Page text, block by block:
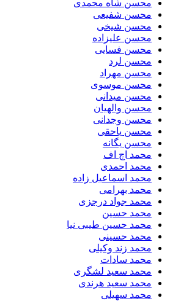
محسن شاه محمدی
محسن شفیعی
محسن شیخی
محسن علیزاده
محسن فسایی
محسن لرد
محسن مهراد
محسن موسوی
محسن میدانی
محسن والهیان
محسن وجدانی
محسن یاحقی
محسن یگانه
محمد اچ اف
محمد احمدی
محمد اسماعیل زاده
محمد بهرامی
محمد جواد درجزی
محمد حسین
محمد حسین طیبی نیا
محمد حسینی
محمد زند وکیلی
محمد سادات
محمد سعید لشگری
محمد سعید هرندی
محمد سهیلی